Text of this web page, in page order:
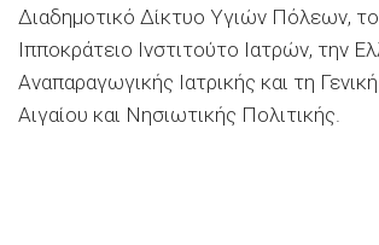
Διαδημοτικό Δίκτυο Υγιών Πόλεων,
Ιπποκράτειο Ινστιτούτο Ιατρών, την
Αναπαραγωγικής Ιατρικής και τη
Αιγαίου και Νησιωτικής Πολιτικής.